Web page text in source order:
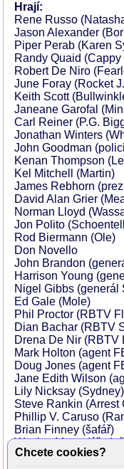
Hrají:
Rene Russo
Jason Alexander
Piper Perab (Karen
Randy Quaid (Cappy
Robert De Niro
June Foray (Rocket
Keith Scott
Janeane Garofal
Carl Reiner (P.G.
Jonathan Winters
John Goodman
Kenan Thompson
Kel Mitchell (Martin)
James Rebhorn
David Alan Grier
Norman Lloyd
Jon Polito
Rod Biermann (Ole)
Don Novello
John Brandon
Harrison Young
Nigel Gibbs (generál
Ed Gale (Mole)
Phil Proctor (RBTV
Dian Bachar (RBTV
Drena De Nir (RBTV
Mark Holton (agent
Doug Jones (agent
Jane Edith Wilson
Lily Nicksay (Sydney)
Steve Rankin (Arrest
Phillip V. Caruso
Brian Finney (šafář)
Wesley Mann
Jeffrey Ross (okresní
Chcete cookies?